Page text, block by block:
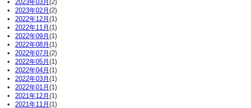
2023年03月 (2)
2023年02月 (2)
2022年12月 (1)
2022年11月 (1)
2022年09月 (1)
2022年08月 (1)
2022年07月 (2)
2022年05月 (1)
2022年04月 (1)
2022年03月 (1)
2022年01月 (1)
2021年12月 (1)
2021年11月 (1)